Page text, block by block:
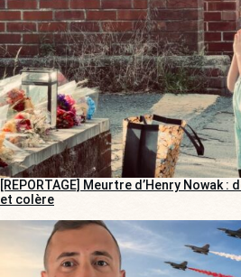
[REPORTAGE] Meurtre d’Henry Nowak
et colère